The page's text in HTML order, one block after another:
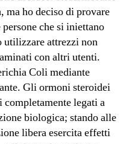
ma ho deciso di provare
che si iniettano
utilizzare attrezzi non
con altri utenti.
Coli mediante
Gli ormoni steroidei
completamente legati a
biologica; stando alle
libera esercita effetti